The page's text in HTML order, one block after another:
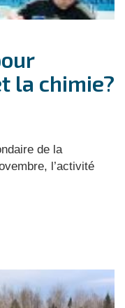
la chimie?
de la
l’activité